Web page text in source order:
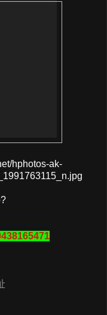
hphotos-ak-
_1991763115_n.jpg